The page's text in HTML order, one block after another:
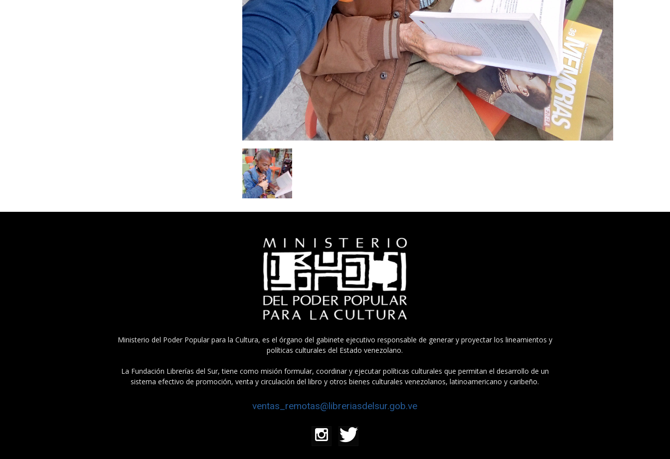
Ministerio del Poder Popular para la Cultura, es el órgano del gabinete ejecutivo responsable de generar y proyectar los lineamientos y
políticas culturales del Estado venezolano.
La Fundación Librerías del Sur, tiene como misión formular, coordinar y ejecutar políticas culturales que permitan el desarrollo de un
sistema efectivo de promoción, venta y circulación del libro y otros bienes culturales venezolanos, latinoamericano y caribeño.
ventas_remotas@libreriasdelsur.gob.ve